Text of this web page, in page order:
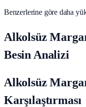
Benzerlerine göre daha
Alkolsüz
Besin Analizi
Alkolsüz
Karşılaştırması